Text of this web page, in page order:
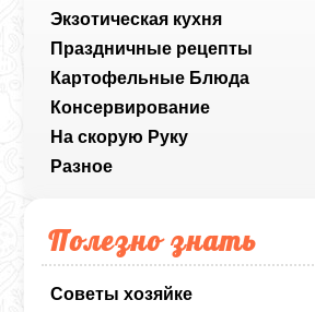
Экзотическая кухня
Праздничные рецепты
Картофельные Блюда
Консервирование
На скорую Руку
Разное
Полезно знать
Советы хозяйке